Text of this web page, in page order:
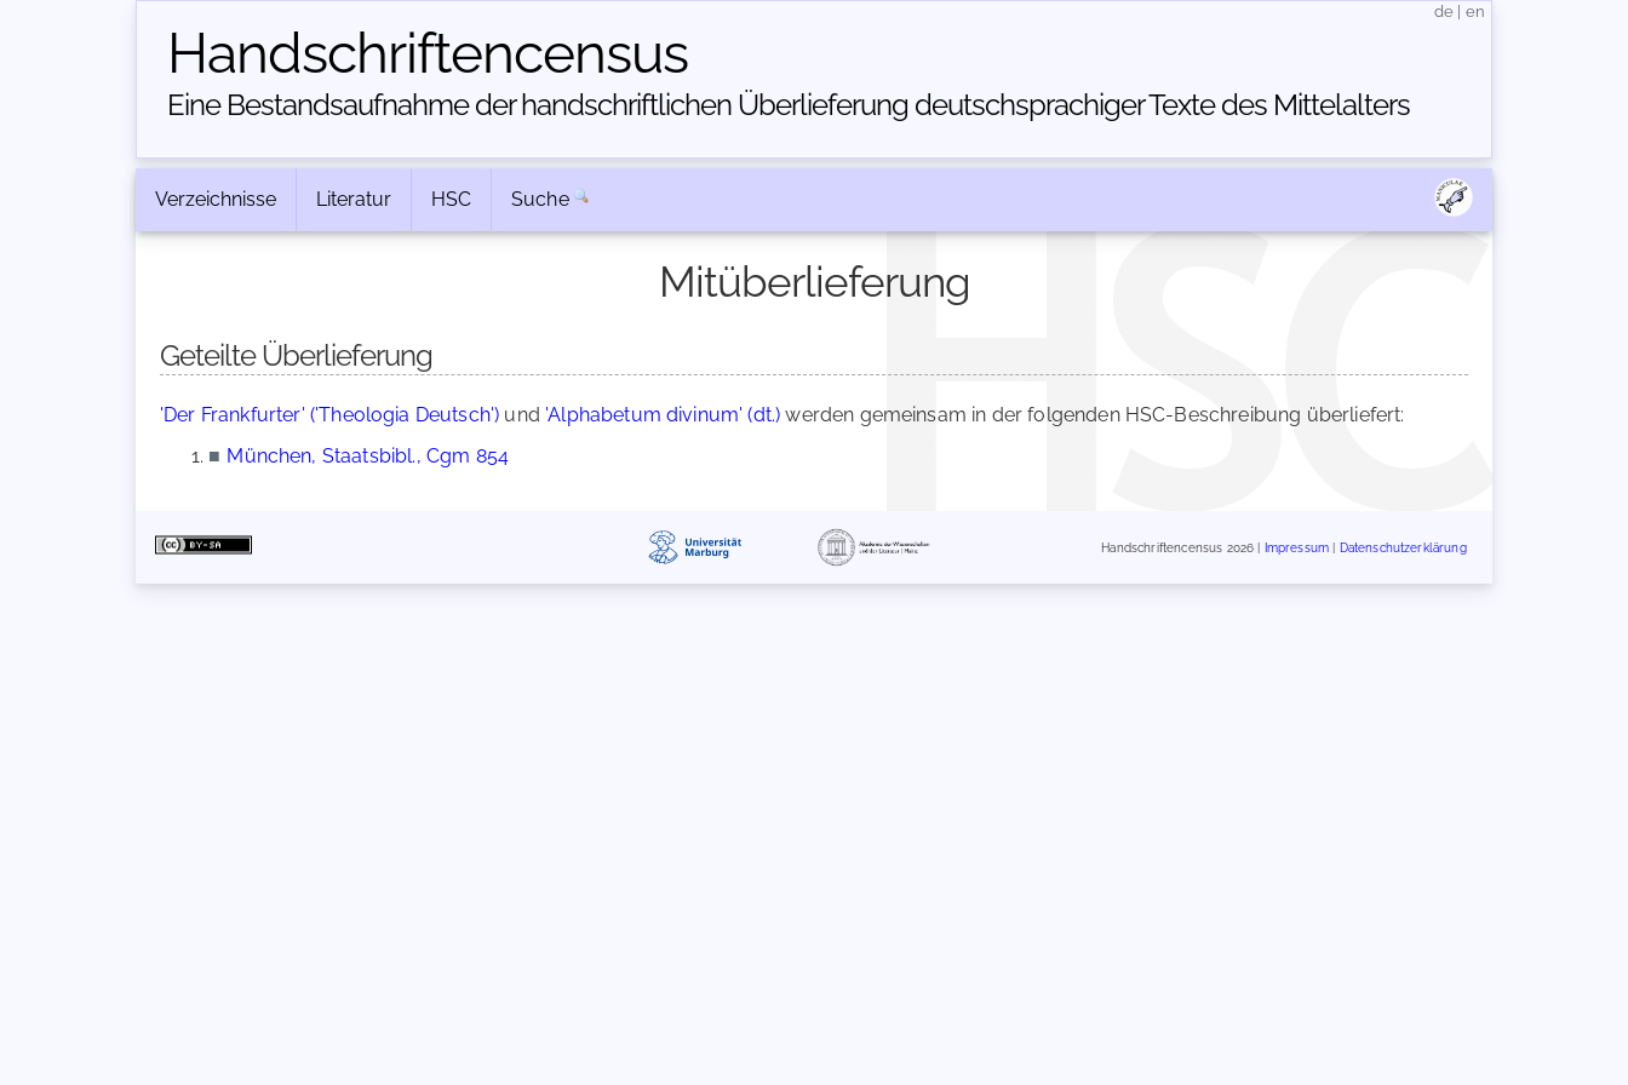
Handschriften­census
Eine Bestandsaufnahme der handschriftlichen Über­lieferung deutschsprachiger Texte des Mittelalters
de en
Verzeichnisse Literatur HSC Suche
Mitüberlieferung
Geteilte Überlieferung
'Der Frankfurter' ('Theologia Deutsch') und 'Alphabetum divinum' (dt.) werden gemeinsam in der folgenden HSC-Beschreibung überliefert:
■ München, Staatsbibl., Cgm 854
Handschriftencensus 2026 | Impressum Datenschutzerklärung